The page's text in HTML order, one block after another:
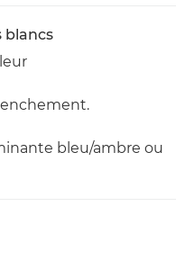
blancs
bleu/ambre ou